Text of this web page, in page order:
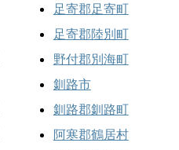
足寄郡足寄町
足寄郡陸別町
野付郡別海町
釧路市
釧路郡釧路町
阿寒郡鶴居村